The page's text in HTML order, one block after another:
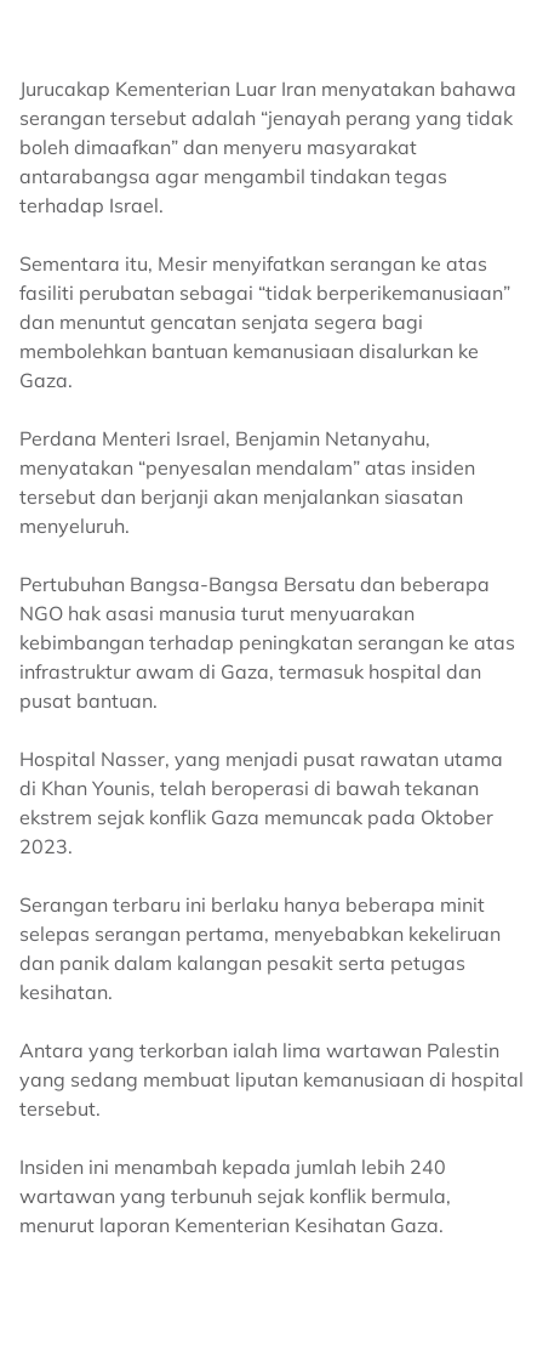
Jurucakap Kementerian Luar Iran menyatakan bahawa
serangan tersebut adalah “jenayah perang yang tidak
boleh dimaafkan” dan menyeru masyarakat
antarabangsa agar mengambil tindakan tegas
terhadap Israel.
Sementara itu, Mesir menyifatkan serangan ke atas
fasiliti perubatan sebagai “tidak berperikemanusiaan”
dan menuntut gencatan senjata segera bagi
membolehkan bantuan kemanusiaan disalurkan ke
Gaza.
Perdana Menteri Israel, Benjamin Netanyahu,
menyatakan “penyesalan mendalam” atas insiden
tersebut dan berjanji akan menjalankan siasatan
menyeluruh.
Pertubuhan Bangsa-Bangsa Bersatu dan beberapa
NGO hak asasi manusia turut menyuarakan
kebimbangan terhadap peningkatan serangan ke atas
infrastruktur awam di Gaza, termasuk hospital dan
pusat bantuan.
Hospital Nasser, yang menjadi pusat rawatan utama
di Khan Younis, telah beroperasi di bawah tekanan
ekstrem sejak konflik Gaza memuncak pada Oktober
2023.
Serangan terbaru ini berlaku hanya beberapa minit
selepas serangan pertama, menyebabkan kekeliruan
dan panik dalam kalangan pesakit serta petugas
kesihatan.
Antara yang terkorban ialah lima wartawan Palestin
yang sedang membuat liputan kemanusiaan di hospital
tersebut.
Insiden ini menambah kepada jumlah lebih 240
wartawan yang terbunuh sejak konflik bermula,
menurut laporan Kementerian Kesihatan Gaza.